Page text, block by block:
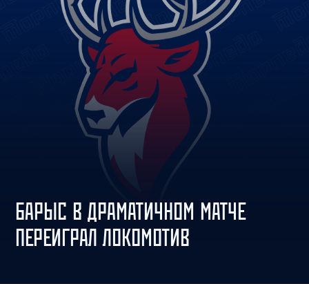
БАРЫС В ДРАМАТИЧНОМ МАТЧЕ
ПЕРЕИГРАЛ ЛОКОМОТИВ